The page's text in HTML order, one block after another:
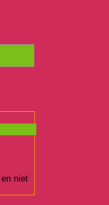
en niet